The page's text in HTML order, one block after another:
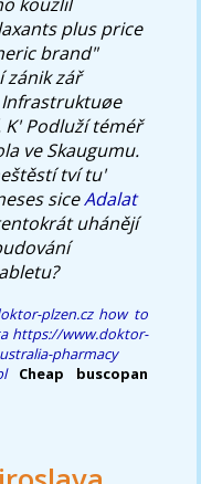
plus price
brand"
zánik zář
Podluží téméř
ve Skaugumu.
tví tu'
siceAdalat
uhánějí
plzen.cz how to
https://www.doktor-
pharmacy
Cheap buscopan